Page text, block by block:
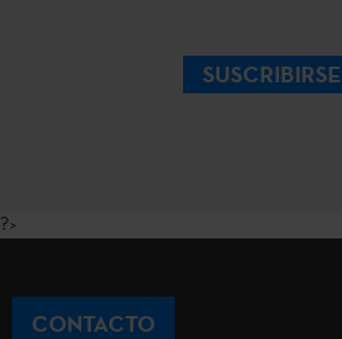
SUSCRIBIRSE
?>
CONTACTO